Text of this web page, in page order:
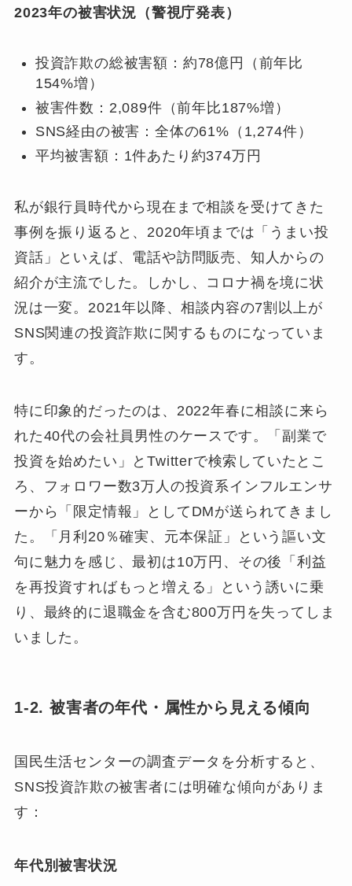
2023年の被害状況（警視庁発表）
投資詐欺の総被害額：約78億円（前年比
154%増）
被害件数：2,089件（前年比187%増）
SNS経由の被害：全体の61%（1,274件）
平均被害額：1件あたり約374万円
私が銀行員時代から現在まで相談を受けてきた
事例を振り返ると、2020年頃までは「うまい投
資話」といえば、電話や訪問販売、知人からの
紹介が主流でした。しかし、コロナ禍を境に状
況は一変。2021年以降、相談内容の7割以上が
SNS関連の投資詐欺に関するものになっていま
す。
特に印象的だったのは、2022年春に相談に来ら
れた40代の会社員男性のケースです。「副業で
投資を始めたい」とTwitterで検索していたとこ
ろ、フォロワー数3万人の投資系インフルエンサ
ーから「限定情報」としてDMが送られてきまし
た。「月利20％確実、元本保証」という謳い文
句に魅力を感じ、最初は10万円、その後「利益
を再投資すればもっと増える」という誘いに乗
り、最終的に退職金を含む800万円を失ってしま
いました。
1-2. 被害者の年代・属性から見える傾向
国民生活センターの調査データを分析すると、
SNS投資詐欺の被害者には明確な傾向がありま
す：
年代別被害状況